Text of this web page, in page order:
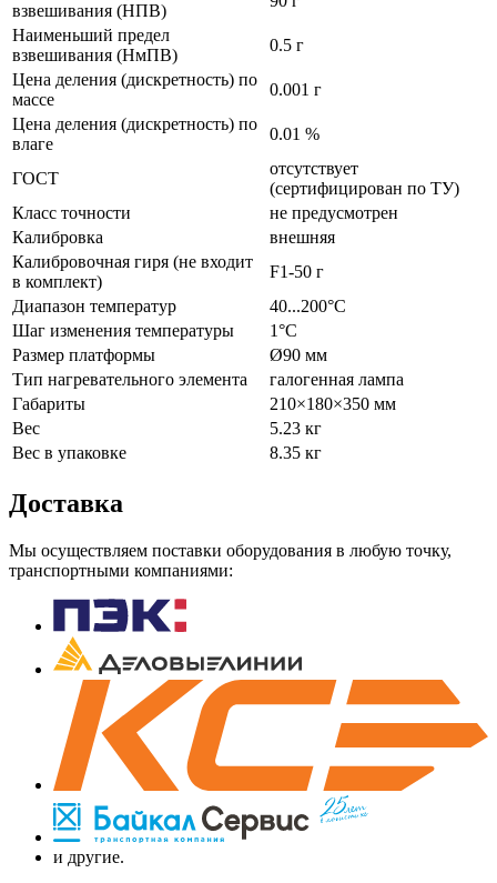
взвешивания (НПВ)
Наименьший предел
взвешивания (НмПВ)
0.5 г
Цена деления (дискретность) по
массе
0.001 г
Цена деления (дискретность) по
влаге
0.01 %
ГОСТ
отсутствует
(сертифицирован по ТУ)
Класс точности
не предусмотрен
Калибровка
внешняя
Калибровочная гиря (не входит
в комплект)
F1-50 г
Диапазон температур
40...200°С
Шаг изменения температуры
1°С
Размер платформы
Ø90 мм
Тип нагревательного элемента
галогенная лампа
Габариты
210×180×350 мм
Вес
5.23 кг
Вес в упаковке
8.35 кг
Доставка
Мы осуществляем поставки оборудования в любую точку,
транспортными компаниями:
и другие.